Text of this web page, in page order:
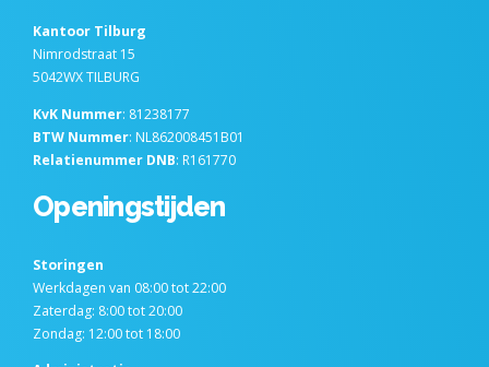
Kantoor Tilburg
Nimrodstraat 15
5042WX TILBURG
KvK Nummer: 81238177
BTW Nummer: NL862008451B01
Relatienummer DNB: R161770
Openingstijden
Storingen
Werkdagen van 08:00 tot 22:00
Zaterdag: 8:00 tot 20:00
Zondag: 12:00 tot 18:00